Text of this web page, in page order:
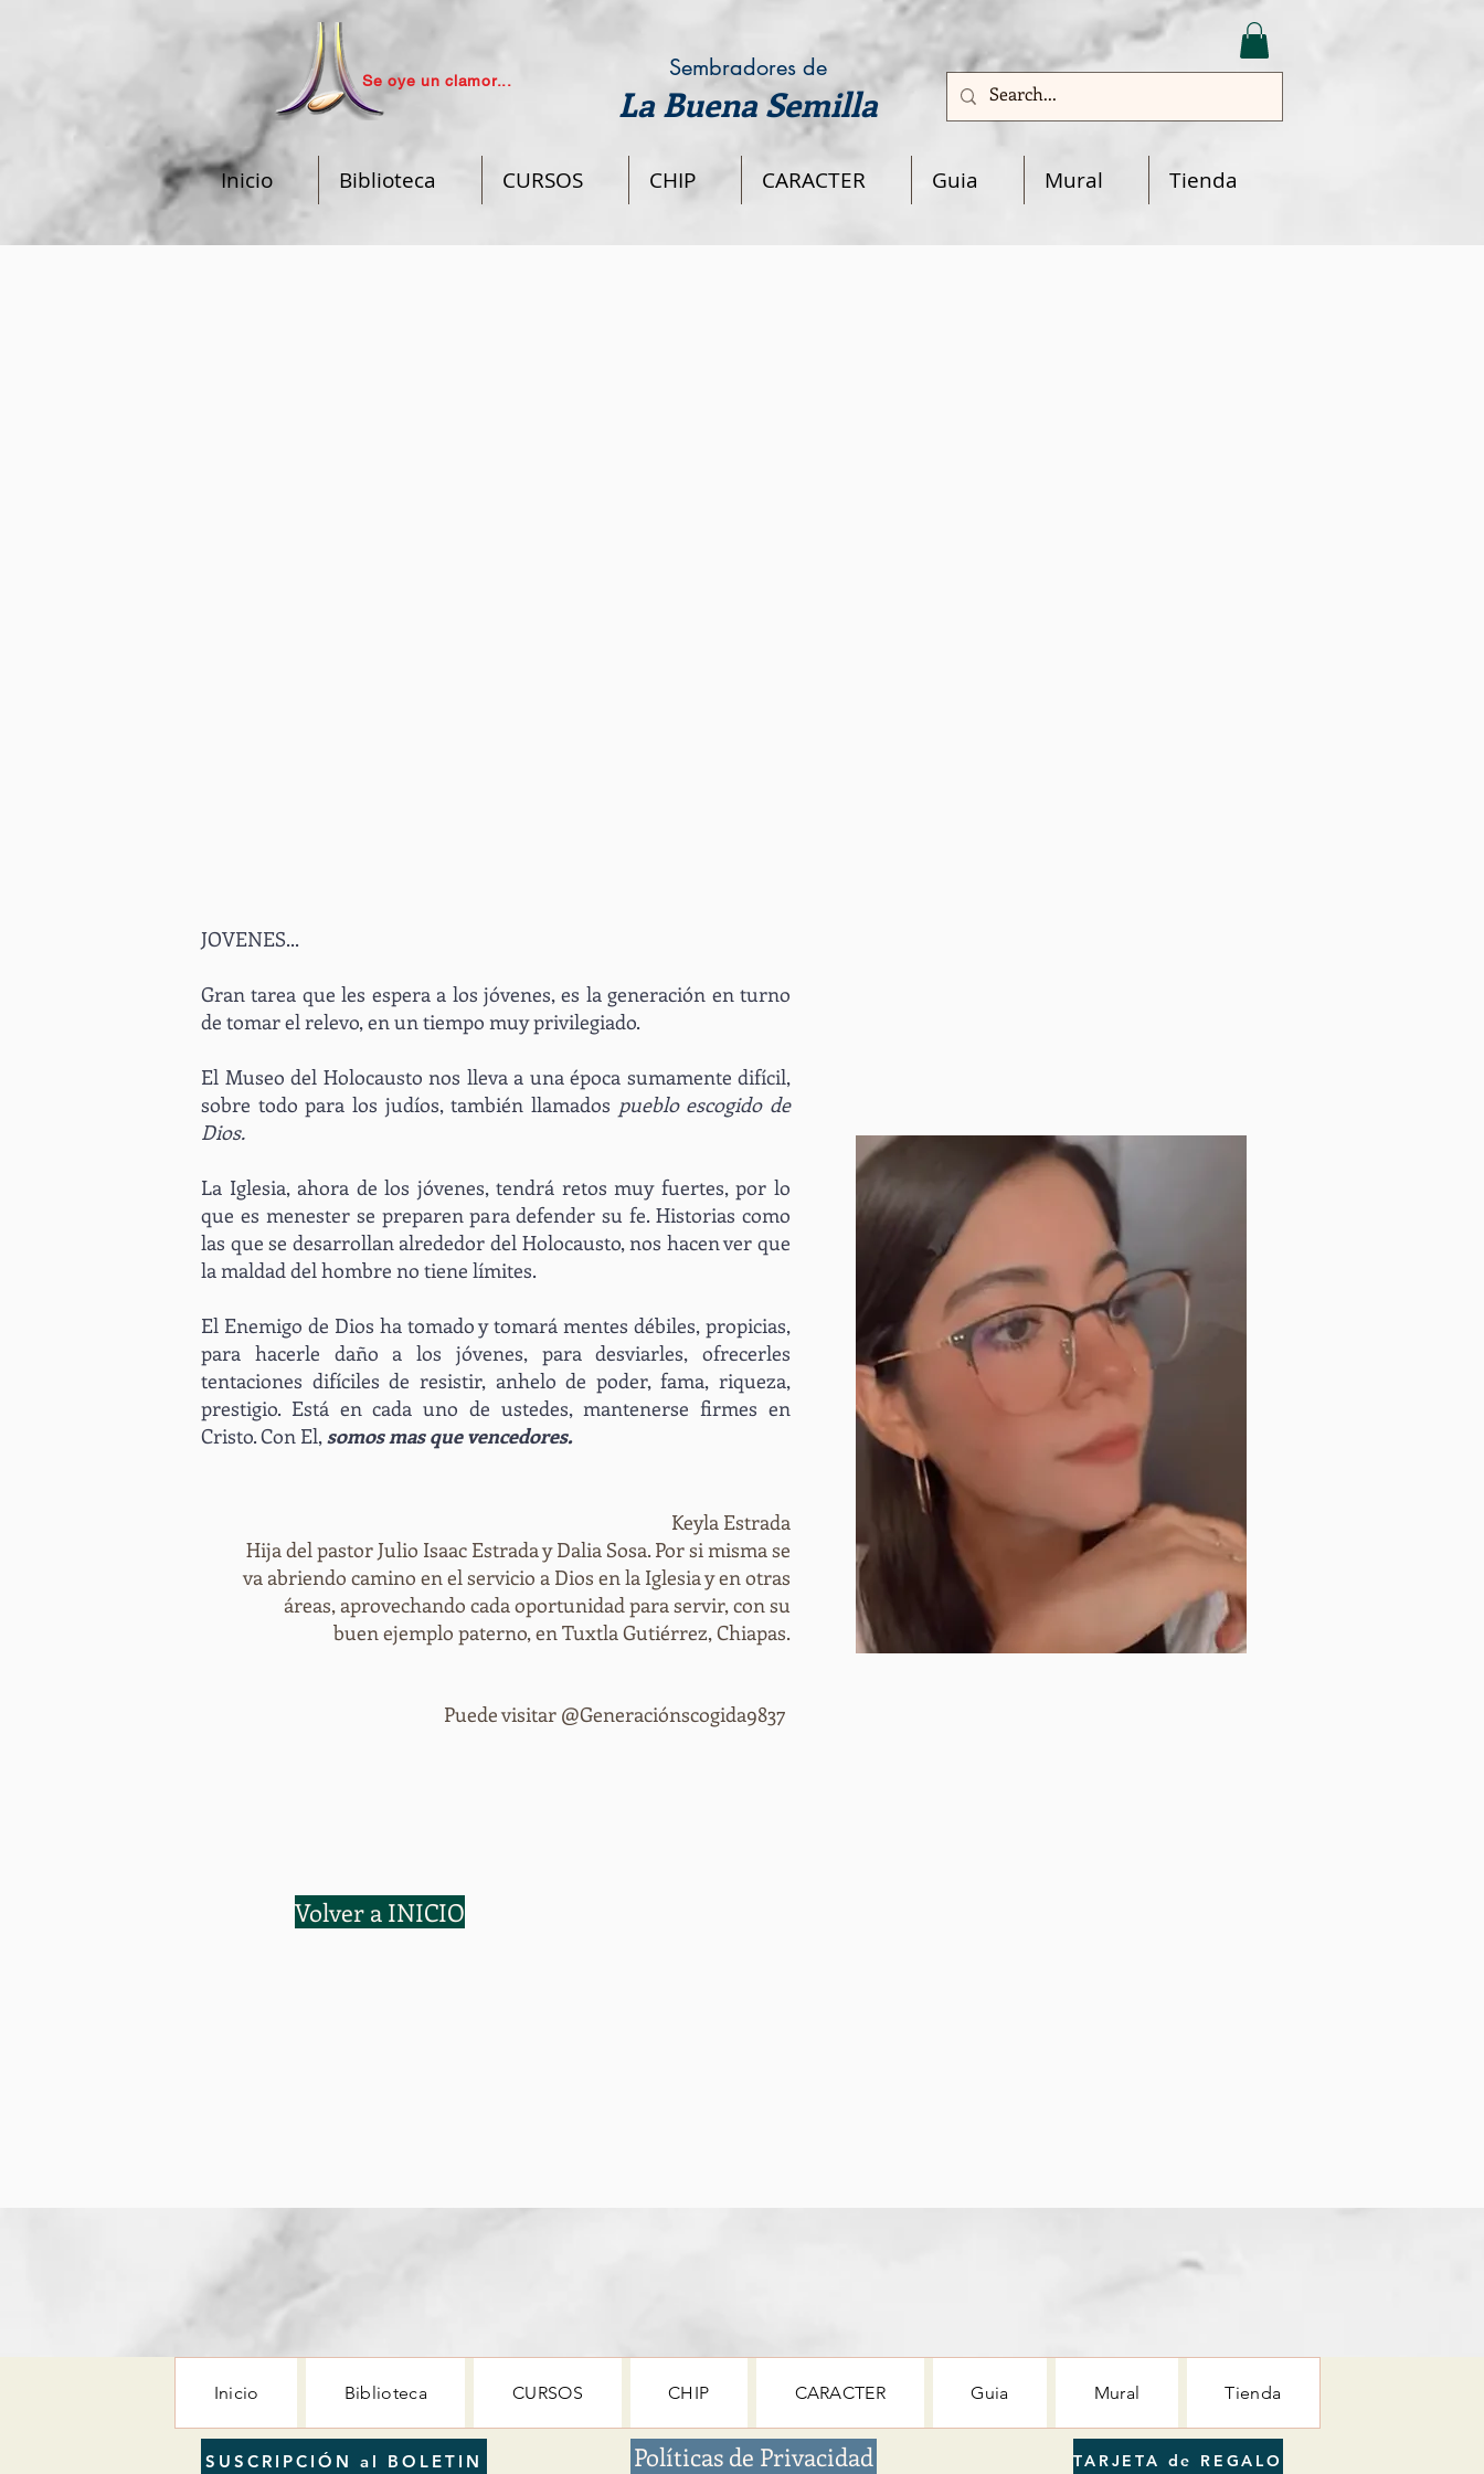
Sembradores de
La Buena Semilla
Se oye un clamor...
Inicio Biblioteca CURSOS CHIP CARACTER Guia Mural Tienda
JOVENES...
Gran tarea que les espera a los jóvenes, es la generación en turno
de tomar el relevo, en un tiempo muy privilegiado.
El Museo del Holocausto nos lleva a una época sumamente difícil,
sobre todo para los judíos, también llamados pueblo escogido de
Dios.
La Iglesia, ahora de los jóvenes, tendrá retos muy fuertes, por lo
que es menester se preparen para defender su fe. Historias como
las que se desarrollan alrededor del Holocausto, nos hacen ver que
la maldad del hombre no tiene límites.
El Enemigo de Dios ha tomado y tomará mentes débiles, propicias,
para hacerle daño a los jóvenes, para desviarles, ofrecerles
tentaciones difíciles de resistir, anhelo de poder, fama, riqueza,
prestigio. Está en cada uno de ustedes, mantenerse firmes en
Cristo. Con El,somos mas que vencedores.
Keyla Estrada
Hija del pastor Julio Isaac Estrada y Dalia Sosa. Por si misma se
va abriendo camino en el servicio a Dios en la Iglesia y en otras
áreas, aprovechando cada oportunidad para servir, con su
buen ejemplo paterno, en Tuxtla Gutiérrez, Chiapas.
Puede visitar @Generaciónscogida9837
Volver a INICIO
Inicio Biblioteca CURSOS CHIP CARACTER Guia Mural Tienda
SUSCRIPCIÓN al BOLETIN Políticas de Privacidad TARJETA de REGALO